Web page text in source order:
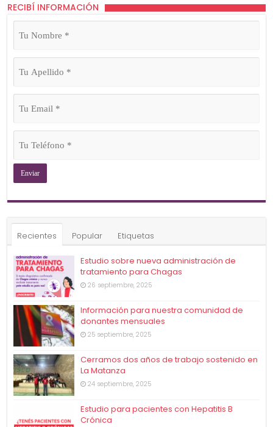
RECIBÍ INFORMACIÓN
Tu
Nombre
Tu
Apellido
Tu
Email
Tu
Teléfono
Recientes Popular Etiquetas
Estudio sobre nueva administración de
tratamiento para Chagas
26 septiembre, 2025
Información para nuestra comunidad de
donantes mensuales
25 septiembre, 2025
Cerramos dos años de trabajo sostenido en
La Matanza
24 septiembre, 2025
Estudio para pacientes con Hepatitis B
Crónica